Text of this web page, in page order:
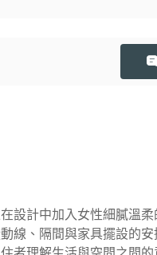
設計中加入女性細膩溫
線、隔間與家具擺設的